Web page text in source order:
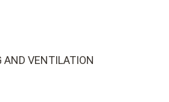
VENTILATION